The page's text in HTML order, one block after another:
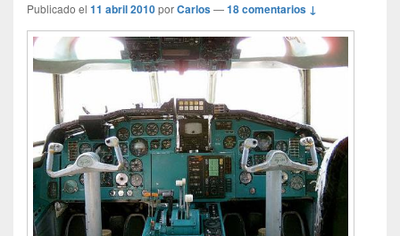
Publicado el 11 abril 2010porCarlos—18 comentarios ↓